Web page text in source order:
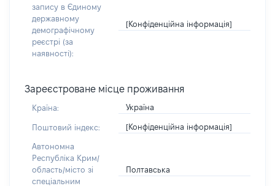
запису в Єдиному
державному
демографічному
реєстрі (за
наявності):
[Конфіденційна інформація]
Зареєстроване місце проживання
Країна: Україна
Поштовий індекс: [Конфіденційна інформація]
Автономна
Республіка Крим/
область/місто зі
спеціальним
Полтавська